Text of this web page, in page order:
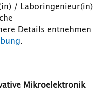
/ Laboringenieur(in)
Details entnehmen
.
Mikroelektronik